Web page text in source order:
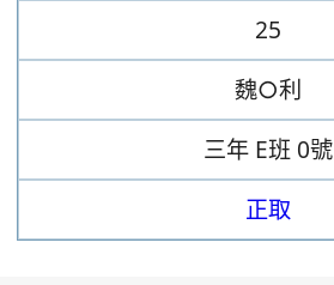
25
魏○利
三年 E班 0號
正取